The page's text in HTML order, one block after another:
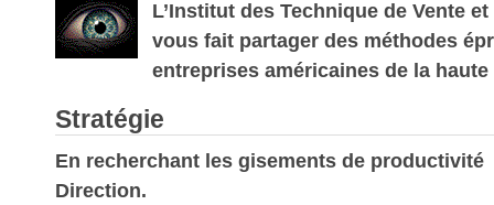
L’Institut des Technique de Vente
vous fait partager des méthodes
entreprises américaines de la
Stratégie
En recherchant les gisements de productivité
Direction.